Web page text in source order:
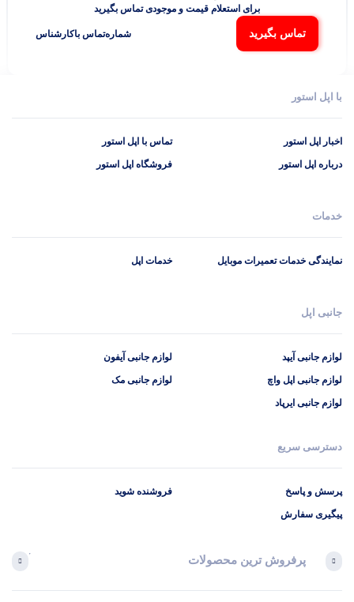
برای استعلام قیمت و موجودی تماس بگیرید
تماس بگیرید شماره‌تماس‌ با‌کارشناس
با اپل استور
اخبار اپل استور
درباره اپل استور
تماس با اپل استور
فروشگاه اپل استور
خدمات
نمایندگی خدمات تعمیرات موبایل خدمات اپل
جانبی اپل
لوازم جانبی آیپد
لوازم جانبی اپل واچ
لوازم جانبی ایرپاد
لوازم جانبی آیفون
لوازم جانبی مک
دسترسی سریع
پرسش و پاسخ
پیگیری سفارش
فروشنده شوید
پرفروش ترین محصولات